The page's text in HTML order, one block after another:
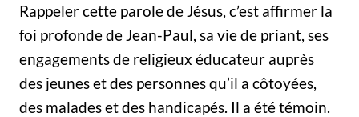
Rappeler cette parole de Jésus, c’est affirmer la
foi profonde de Jean-Paul, sa vie de priant, ses
engagements de religieux éducateur auprès
des jeunes et des personnes qu’il a côtoyées,
des malades et des handicapés. Il a été témoin.